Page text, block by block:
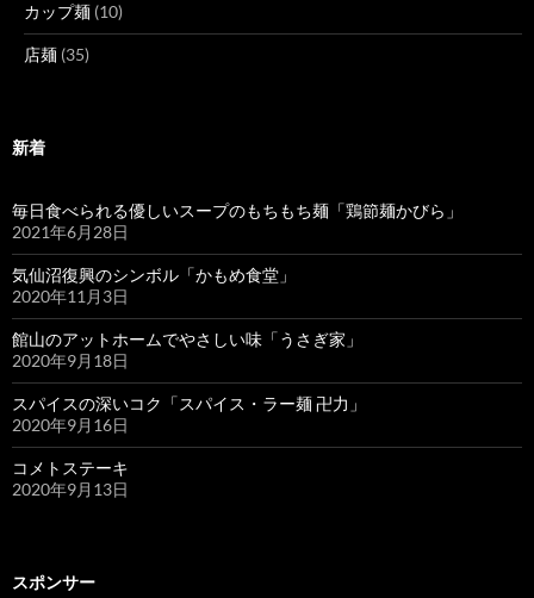
カップ麺 (10)
店麺 (35)
新着
毎日食べられる優しいスープのもちもち麺「鶏節麺かびら」
2021年6月28日
気仙沼復興のシンボル「かもめ食堂」
2020年11月3日
館山のアットホームでやさしい味「うさぎ家」
2020年9月18日
スパイスの深いコク「スパイス・ラー麺 卍力」
2020年9月16日
コメトステーキ
2020年9月13日
スポンサー